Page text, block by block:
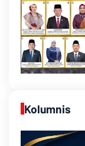
Kolumnis